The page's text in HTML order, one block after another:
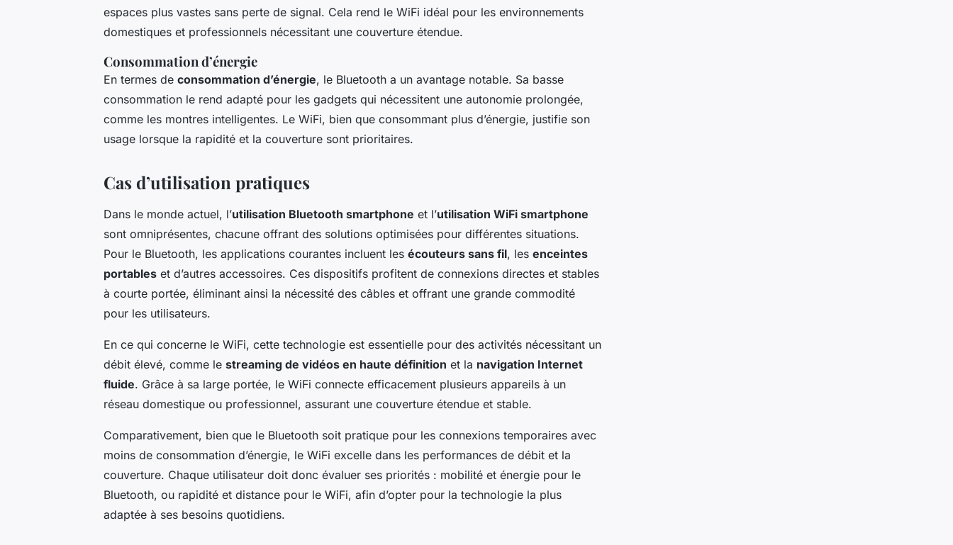
espaces plus vastes sans perte de signal. Cela rend le WiFi idéal pour les environnements
domestiques et professionnels nécessitant une couverture étendue.
Consommation d’énergie
En termes de consommation d’énergie, le Bluetooth a un avantage notable. Sa basse
consommation le rend adapté pour les gadgets qui nécessitent une autonomie prolongée,
comme les montres intelligentes. Le WiFi, bien que consommant plus d’énergie, justifie son
usage lorsque la rapidité et la couverture sont prioritaires.
Cas d’utilisation pratiques
Dans le monde actuel, l’utilisation Bluetooth smartphone et l’utilisation WiFi smartphone
sont omniprésentes, chacune offrant des solutions optimisées pour différentes situations.
Pour le Bluetooth, les applications courantes incluent les écouteurs sans fil, les enceintes
portables et d’autres accessoires. Ces dispositifs profitent de connexions directes et stables
à courte portée, éliminant ainsi la nécessité des câbles et offrant une grande commodité
pour les utilisateurs.
En ce qui concerne le WiFi, cette technologie est essentielle pour des activités nécessitant un
débit élevé, comme le streaming de vidéos en haute définition et la navigation Internet
fluide. Grâce à sa large portée, le WiFi connecte efficacement plusieurs appareils à un
réseau domestique ou professionnel, assurant une couverture étendue et stable.
Comparativement, bien que le Bluetooth soit pratique pour les connexions temporaires avec
moins de consommation d’énergie, le WiFi excelle dans les performances de débit et la
couverture. Chaque utilisateur doit donc évaluer ses priorités : mobilité et énergie pour le
Bluetooth, ou rapidité et distance pour le WiFi, afin d’opter pour la technologie la plus
adaptée à ses besoins quotidiens.